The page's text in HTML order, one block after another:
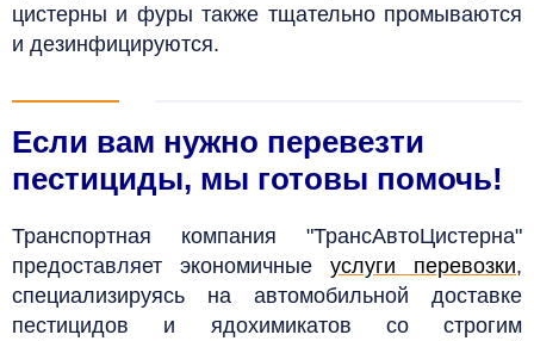
цистерны и фуры также тщательно промываются
и дезинфицируются.
Если вам нужно перевезти
пестициды, мы готовы помочь!
Транспортная компания "ТрансАвтоЦистерна"
предоставляет экономичные услуги перевозки,
специализируясь на автомобильной доставке
пестицидов и ядохимикатов со строгим